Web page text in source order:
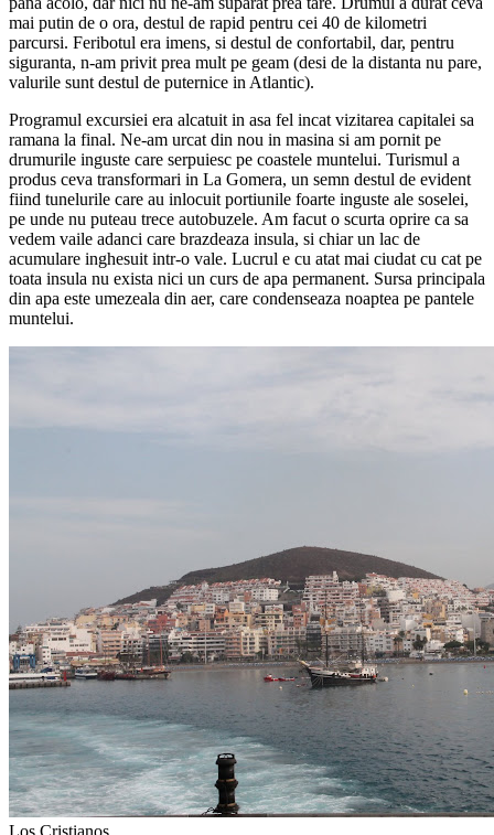
Parcul National Garajonay
16 mai 2012
La Gomeraeste o mica insula, in apropeire deTenerife . Ideea de a
merge sa o vedem ne venise inca de acasa, atrasi de padurea de
dafin dinparcul national Garajonay . Initial voiam sa mergem pe
cont propriu, dar drumul se anunta destul de complicat (trebuia sa
inchiriem alta masina), iar costul nu era deloc prietenos. Salvarea a
aparut sub forma unei excursii organizate de Atlantic Tours. Asadar
ne-am rezervat biletele si ne-am prezentat la o ora foarte matinala in
statia de autobuz, in asteptarea autocarului care sa ne duca in portul
schimbam autocarul, pe motiv ca francezii merg in alta parte (n-am
parcursi. Feribotul era imens, si destul de confortabil, dar, pentru
siguranta, n-am privit prea mult pe geam (desi de la distanta nu pare,
valurile sunt destul de puternice in Atlantic).
Programul excursiei era alcatuit in asa fel incat vizitarea capitalei sa
ramana la final. Ne-am urcat din nou in masina si am pornit pe
drumurile inguste care serpuiesc pe coastele muntelui. Turismul a
produs ceva transformari in La Gomera, un semn destul de evident
fiind tunelurile care au inlocuit portiunile foarte inguste ale soselei,
pe unde nu puteau trece autobuzele. Am facut o scurta oprire ca sa
vedem vaile adanci care brazdeaza insula, si chiar un lac de
acumulare inghesuit intr-o vale. Lucrul e cu atat mai ciudat cu cat pe
toata insula nu exista nici un curs de apa permanent. Sursa principala
din apa este umezeala din aer, care condenseaza noaptea pe pantele
muntelui.